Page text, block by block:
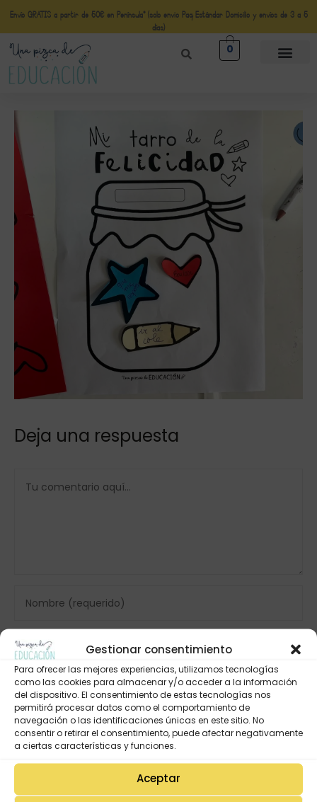
Gestionar consentimiento
Para ofrecer las mejores experiencias, utilizamos tecnologías
como las cookies para almacenar y/o acceder a la información
del dispositivo. El consentimiento de estas tecnologías nos
permitirá procesar datos como el comportamiento de
navegación o las identificaciones únicas en este sitio. No
consentir o retirar el consentimiento, puede afectar negativamente
a ciertas características y funciones.
Aceptar
Envío GRATIS a partir de 50€ en Península* (solo envio Paq Estándar Domicilio y envíos de 3 a 5
días)
0
Deja una respuesta